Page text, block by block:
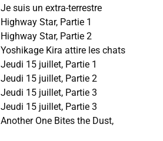
Je suis un extra-terrestre
Highway Star, Partie 1
Highway Star, Partie 2
Yoshikage Kira attire les chats
Jeudi 15 juillet, Partie 1
Jeudi 15 juillet, Partie 2
Jeudi 15 juillet, Partie 3
Jeudi 15 juillet, Partie 3
Another One Bites the Dust,